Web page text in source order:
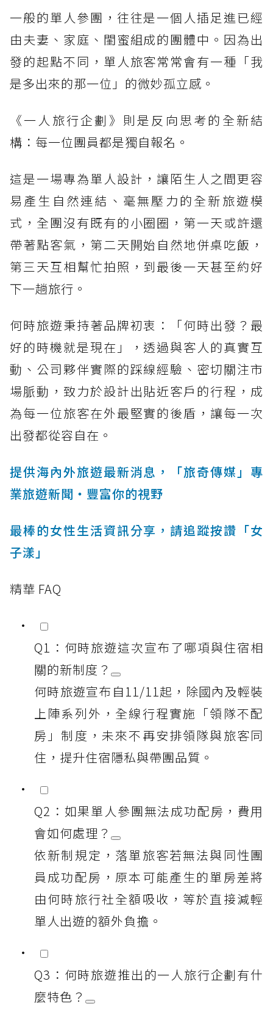
一般的單人參團，往往是一個人插足進已經
由夫妻、家庭、閨蜜組成的團體中。因為出
發的起點不同，單人旅客常常會有一種「我
是多出來的那一位」的微妙孤立感。
《一人旅行企劃》則是反向思考的全新結
構：每一位團員都是獨自報名。
這是一場專為單人設計，讓陌生人之間更容
易產生自然連結、毫無壓力的全新旅遊模
式，全團沒有既有的小圈圈，第一天或許還
帶著點客氣，第二天開始自然地併桌吃飯，
第三天互相幫忙拍照，到最後一天甚至約好
下一趟旅行。
何時旅遊秉持著品牌初衷：「何時出發？最
好的時機就是現在」，透過與客人的真實互
動、公司夥伴實際的踩線經驗、密切關注市
場脈動，致力於設計出貼近客戶的行程，成
為每一位旅客在外最堅實的後盾，讓每一次
出發都從容自在。
提供海內外旅遊最新消息，「旅奇傳媒」專
業旅遊新聞‧豐富你的視野
最棒的女性生活資訊分享，請追蹤按讚「女
子漾」
精華 FAQ
Q1：何時旅遊這次宣布了哪項與住宿相
關的新制度？
何時旅遊宣布自11/11起，除國內及輕裝
上陣系列外，全線行程實施「領隊不配
房」制度，未來不再安排領隊與旅客同
住，提升住宿隱私與帶團品質。
Q2：如果單人參團無法成功配房，費用
會如何處理？
依新制規定，落單旅客若無法與同性團
員成功配房，原本可能產生的單房差將
由何時旅行社全額吸收，等於直接減輕
單人出遊的額外負擔。
Q3：何時旅遊推出的一人旅行企劃有什
麼特色？